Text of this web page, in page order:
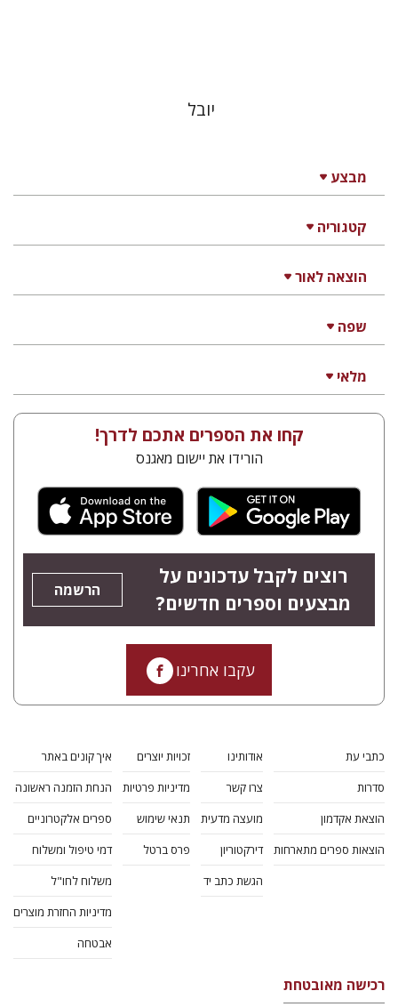
מבצע
קטגוריה
הוצאה לאור
שפה
מלאי
יובל
קחו את הספרים אתכם לדרך!
הורידו את יישום מאגנס
רוצים לקבל עדכונים על
מבצעים וספרים חדשים?
הרשמה
עקבו אחרינו
כתבי עת
סדרות
הוצאת אקדמון
הוצאות ספרים מתארחות
אודותינו
צרו קשר
מועצה מדעית
דירקטוריון
הגשת כתב יד
זכויות יוצרים
מדיניות פרטיות
תנאי שימוש
פרס ברטל
איך קונים באתר
הנחת הזמנה ראשונה
ספרים אלקטרוניים
דמי טיפול ומשלוח
משלוח לחו"ל
מדיניות החזרת מוצרים
אבטחה
רכישה מאובטחת